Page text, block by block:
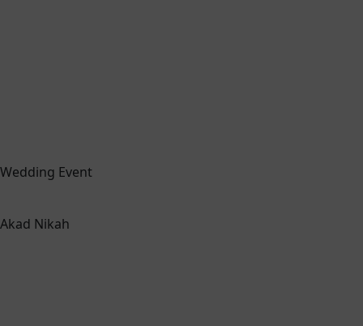
Wedding Event
Akad Nikah